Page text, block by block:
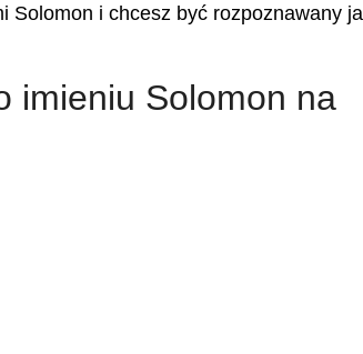
Solomon i chcesz być rozpoznawany
imieniu Solomon na